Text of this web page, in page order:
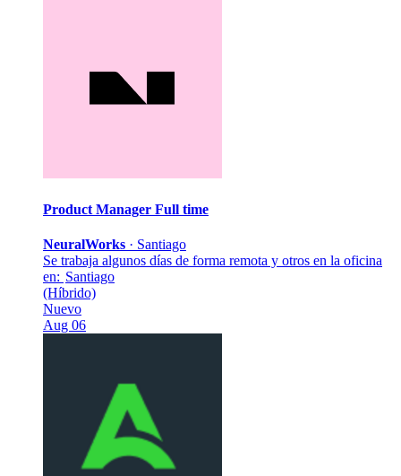
Product Manager Full time
NeuralWorks · Santiago
Se trabaja algunos días de forma remota y otros en la oficina
en: Santiago
(Híbrido)
Nuevo
Aug 06